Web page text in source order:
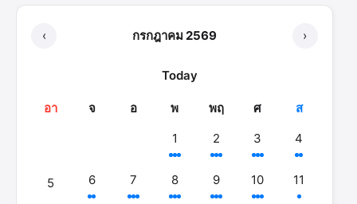
‹ กรกฎาคม 2569 ›
Today
อา จ อ พ พฤ ศ
ส
1
2 3 4
5 6 7 8 9 10 11